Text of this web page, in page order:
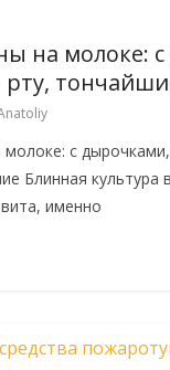
на молоке:
с
Блинная культура
именно